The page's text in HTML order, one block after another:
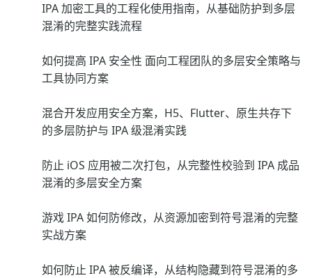
IPA 加密工具的工程化使用指南，从基础防护到多层
混淆的完整实践流程
如何提高 IPA 安全性 面向工程团队的多层安全策略与
工具协同方案
混合开发应用安全方案，H5、Flutter、原生共存下
的多层防护与 IPA 级混淆实践
防止 iOS 应用被二次打包，从完整性校验到 IPA 成品
混淆的多层安全方案
游戏 IPA 如何防修改，从资源加密到符号混淆的完整
实战方案
如何防止 IPA 被反编译，从结构隐藏到符号混淆的多